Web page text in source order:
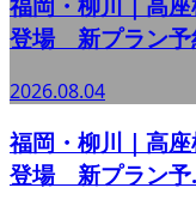
登場 新プラン予
2026.08.04
福岡・柳川｜高
登場 新プラン予